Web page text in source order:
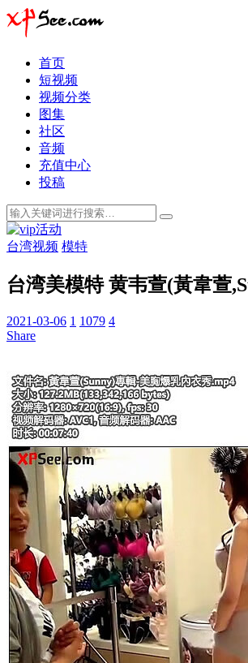
首页
短视频
视频分类
图集
社区
音频
充值中心
投稿
台湾视频 模特
台湾美模特 黄韦萱(黃韋萱
2021-03-06 1 1079 4
Share